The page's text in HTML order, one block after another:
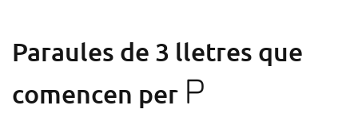
Paraules de 3 lletres que
comencen per P